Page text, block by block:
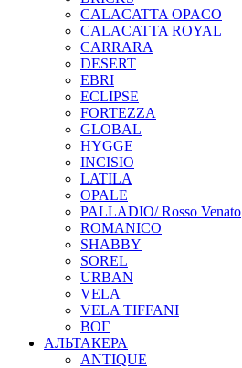
CALACATTA OPACO
CALACATTA ROYAL
CARRARA
DESERT
EBRI
ECLIPSE
FORTEZZA
GLOBAL
HYGGE
INCISIO
LATILA
OPALE
PALLADIO/ Rosso Venato
ROMANICO
SHABBY
SOREL
URBAN
VELA
VELA TIFFANI
ВОГ
АЛЬТАКЕРА
ANTIQUE